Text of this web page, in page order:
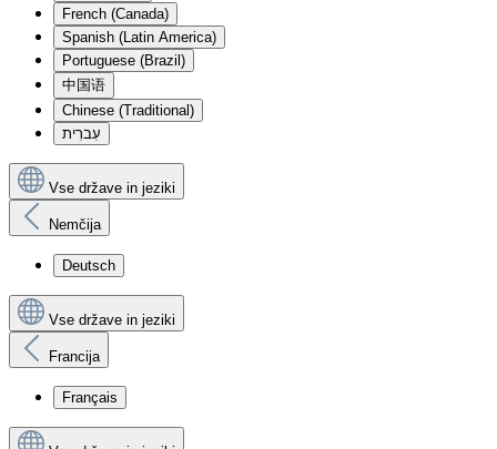
French (Canada)
Spanish (Latin America)
Portuguese (Brazil)
中国语
Chinese (Traditional)
עִברִית
Vse države in jeziki
Nemčija
Deutsch
Vse države in jeziki
Francija
Français